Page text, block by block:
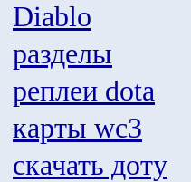
Diablo
разделы
реплеи dota
карты wc3
скачать доту